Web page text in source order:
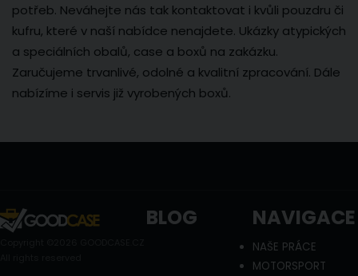
potřeb. Neváhejte nás tak kontaktovat i kvůli pouzdru či
kufru, které v naší nabídce nenajdete. Ukázky atypických
a speciálních obalů, case a boxů na zakázku.
Zaručujeme trvanlivé, odolné a kvalitní zpracování. Dále
nabízíme i servis již vyrobených boxů.
BLOG NAVIGACE
NAŠE PRÁCE
MOTORSPORT